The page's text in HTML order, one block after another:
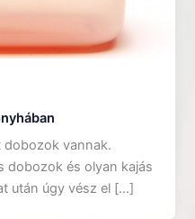
vannak.
dobozok és olyan kajás
után úgy vész el […]